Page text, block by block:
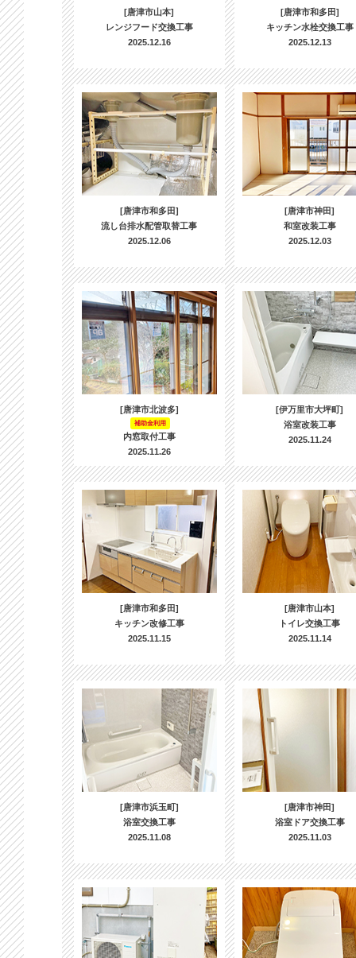
[唐津市山本]
レンジフード交換工事
2025.12.16
[唐津市和多田]
キッチン水栓交換工事
2025.12.13
[唐津市和多田]
流し台排水配管取替工事
2025.12.06
[唐津市神田]
和室改装工事
2025.12.03
[唐津市北波多]
補助金利用
内窓取付工事
2025.11.26
[伊万里市大坪町]
浴室改装工事
2025.11.24
[唐津市和多田]
キッチン改修工事
2025.11.15
[唐津市山本]
トイレ交換工事
2025.11.14
[唐津市浜玉町]
浴室交換工事
2025.11.08
[唐津市神田]
浴室ドア交換工事
2025.11.03